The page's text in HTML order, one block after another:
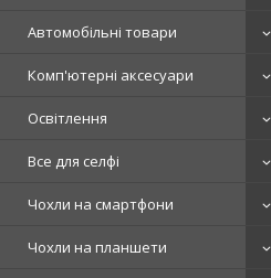
Автомобільні товари
Комп'ютерні аксесуари
Освітлення
Все для селфі
Чохли на смартфони
Чохли на планшети